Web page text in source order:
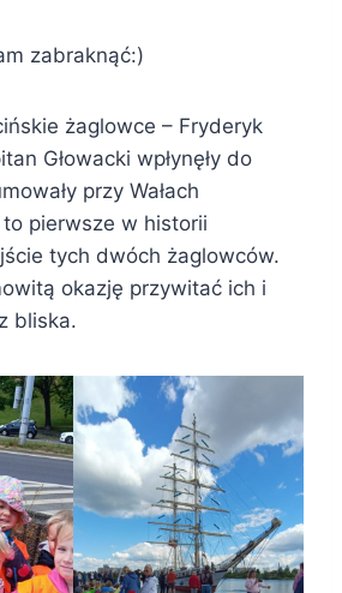
zabraknąć:)
żaglowce – Fryderyk
Głowacki wpłynęły do
przy Wałach
pierwsze w historii
tych dwóch żaglowców.
okazję przywitać ich i
bliska.